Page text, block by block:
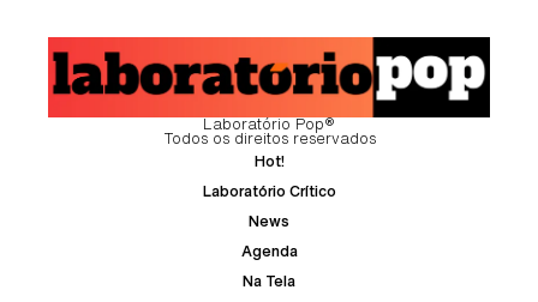
Laboratório Pop®
Todos os direitos reservados
Hot!
Laboratório Crítico
News
Agenda
Na Tela